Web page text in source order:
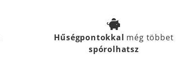
Hűségpontokkal még többet
spórolhatsz